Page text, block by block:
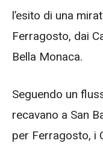
l’esito di una
Ferragosto, dai
Bella Monaca.
Seguendo un
recavano a San
per Ferragosto, i